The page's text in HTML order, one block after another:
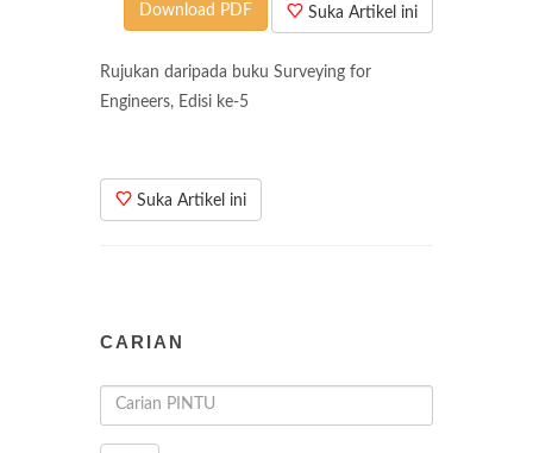
Suka Artikel ini
Download PDF
Rujukan daripada buku Surveying for
Engineers, Edisi ke-5
Suka Artikel ini
CARIAN